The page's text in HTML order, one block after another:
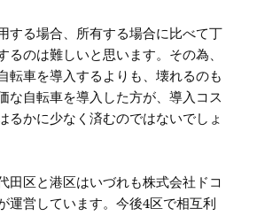
する場合、所有する場合に比べて丁
るのは難しいと思います。その為、
転車を導入するよりも、壊れるのも
な自転車を導入した方が、導入コス
るかに少なく済むのではないでしょ
田区と港区はいづれも株式会社ドコ
運営しています。今後4区で相互利